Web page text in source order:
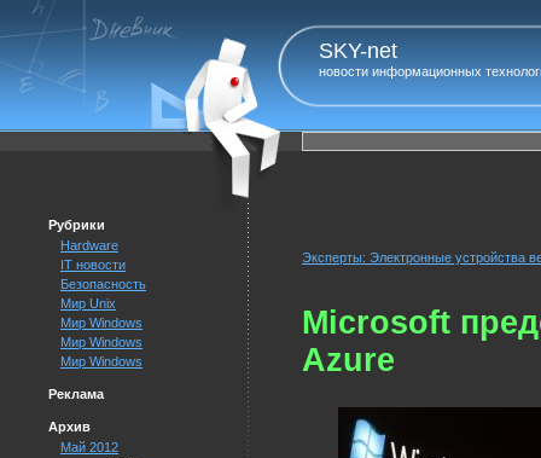
SKY-net
новости информационных
Рубрики
Hardware
IT новости
Безопасность
Мир Unix
Мир Windows
Мир Windows
Мир Windows
Реклама
Архив
Май 2012
Эксперты: Электронные устройства
Microsoft
Azure